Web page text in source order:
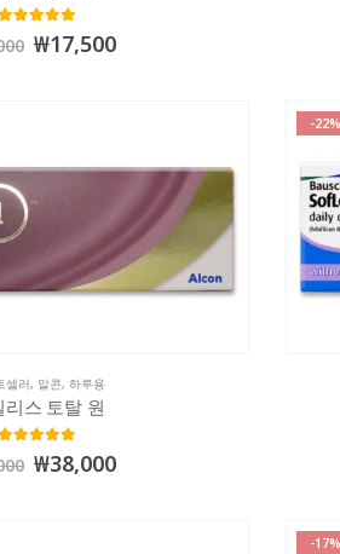
₩17,500
셀러, 알콘, 하루용
리스 토탈 원
out of 5
₩38,000
-22%
-17%